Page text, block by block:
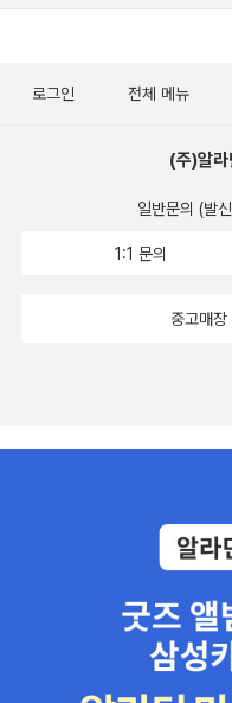
년 부커상.김연수 『청춘의
매.​롤랑 마뉘엘 『음악의 기
으는 책 중 하나. ​ • e book 마크 피셔 『기이한 것과 으스스한
화 『문학의 선율 음악의 서
률 『혼자가 혼자에게』
에디션 나왔던데 읽기 편한
는 사람은 나 자신이다. 보통
만 샀어요.​조금 귀찮더라도
도 받으면 기분 좋았기 때문
다.​• 알라딘커피에티오피아
- 텀블러 본투리드 콤마 보
패밀리데이 때 20권 넘게 산
진화해 현재에 이르렀다. 그
다 나은 미래를 위해 우리가
역본이 나오자마자 원서도
느낌을 항상성과 관련하여
형태와 오늘날 몸과 신경계
˝(15쪽) 느낌에서 마음으로,
은 조지프 헨릭의 <호모 사
이 정도는 읽어주면서 여름
로그인 전체 메뉴
(주)알라
일반문의 (발
1:1 문의
중고매